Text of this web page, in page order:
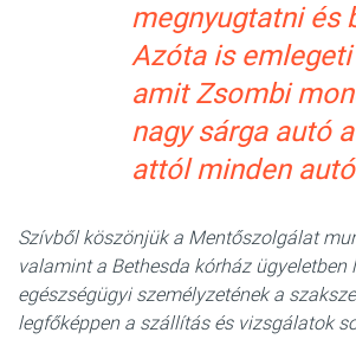
megnyugtatni és
Azóta is
amit Zsombi
nagy sárga autó
attól minden
Szívből köszönjük a Mentőszolgálat
valamint a Bethesda kórház ügyeletben
egészségügyi személyzetének a
legfőképpen a szállítás és vizsgálatok